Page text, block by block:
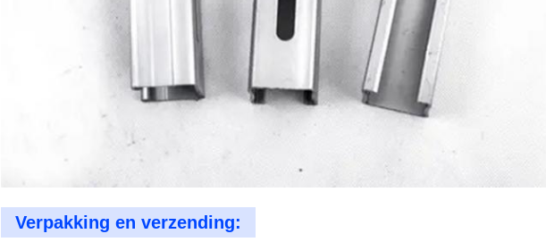
Verpakking en verzending: